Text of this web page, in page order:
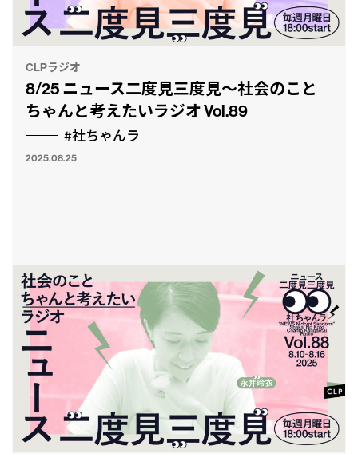
CLPラジオ
8/25 ニュース二度見三度見〜社会のこと
ちゃんと考えたいラジオ Vol.89
#社ちゃんラ
2025.08.25